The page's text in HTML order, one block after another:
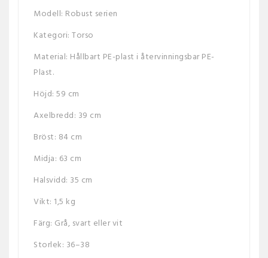
Modell: Robust serien
Kategori: Torso
Material: Hållbart PE-plast i återvinningsbar PE-
Plast.
Höjd: 59 cm
Axelbredd: 39 cm
Bröst: 84 cm
Midja: 63 cm
Halsvidd: 35 cm
Vikt: 1,5 kg
Färg: Grå, svart eller vit
Storlek: 36–38